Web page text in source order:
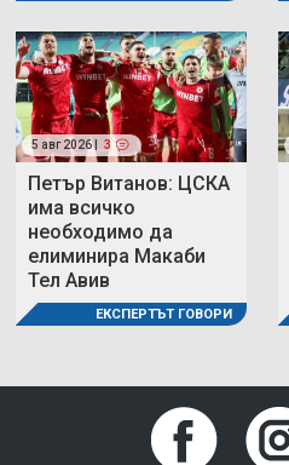
5 авг 2026 | 3
Петър Витанов: ЦСКА
има всичко
необходимо да
елиминира Макаби
Тел Авив
ЕКСПЕРТЪТ ГОВОРИ